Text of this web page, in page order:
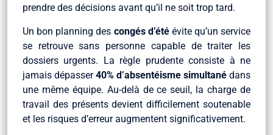
prendre des décisions avant qu’il ne soit trop tard.
Un bon planning des congés d’étéévite qu’un service
se retrouve sans personne capable de traiter les
dossiers urgents. La règle prudente consiste à ne
jamais dépasser40% d’absentéisme simultané dans
une même équipe. Au-delà de ce seuil, la charge de
travail des présents devient difficilement soutenable
et les risques d’erreur augmentent significativement.